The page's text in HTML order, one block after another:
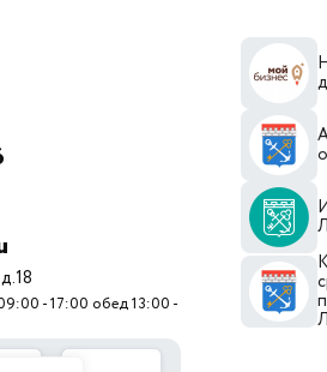
- 17:00 обед 13:00 -